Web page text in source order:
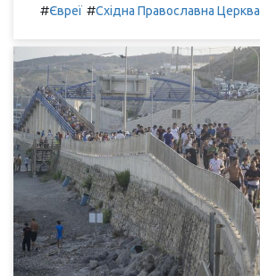
#Євреї #Східна Православна Церква